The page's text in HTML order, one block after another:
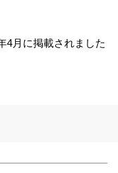
4月に掲載されました